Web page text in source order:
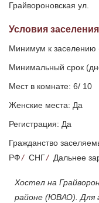
Грайвороновская ул.
Условия заселения
Минимум к заселению
Минимальный срок
Мест в комнате: 6/ 10
Женские места: Да
Регистрация: Да
Гражданство
РФ/ СНГ/ Дальнее
Хостел на
районе (ЮВАО). Для